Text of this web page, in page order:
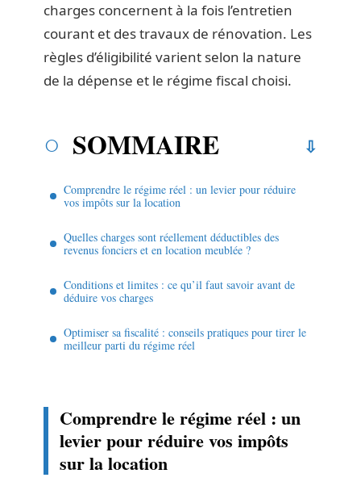
charges concernent à la fois l’entretien
courant et des travaux de rénovation. Les
règles d’éligibilité varient selon la nature
de la dépense et le régime fiscal choisi.
SOMMAIRE
Comprendre le régime réel : un levier pour réduire
vos impôts sur la location
Quelles charges sont réellement déductibles des
revenus fonciers et en location meublée ?
Conditions et limites : ce qu’il faut savoir avant de
déduire vos charges
Optimiser sa fiscalité : conseils pratiques pour tirer le
meilleur parti du régime réel
Comprendre le régime réel : un
levier pour réduire vos impôts
sur la location